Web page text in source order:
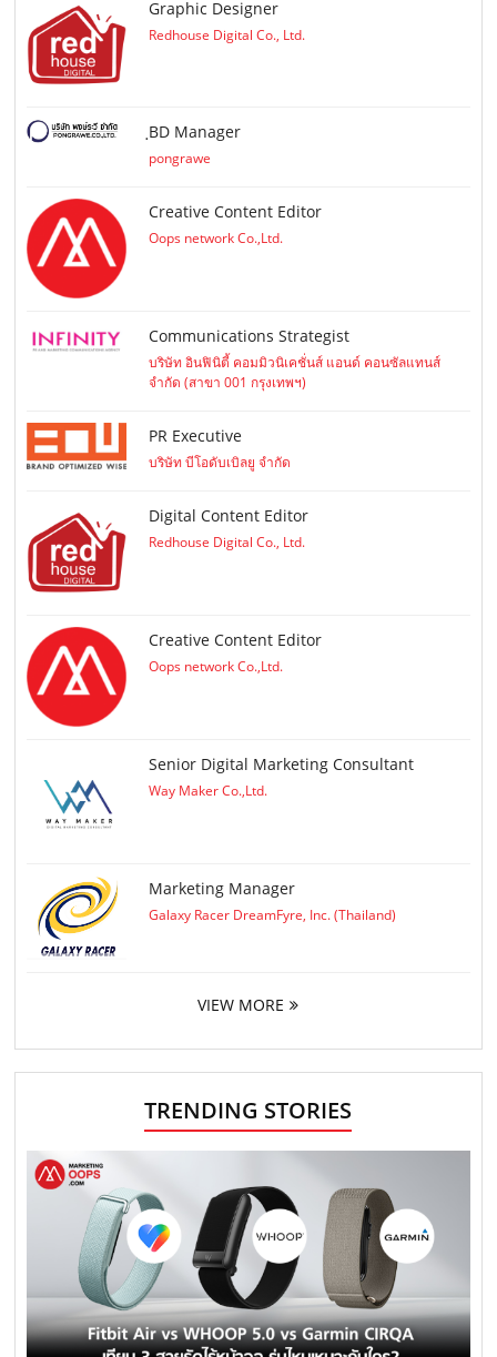
Graphic Designer
Redhouse Digital Co., Ltd.
ฺBD Manager
pongrawe
Creative Content Editor
Oops network Co.,Ltd.
Communications Strategist
บริษัท อินฟินิตี้ คอมมิวนิเคชั่นส์ แอนด์ คอนซัลแทนส์
จำกัด (สาขา 001 กรุงเทพฯ)
PR Executive
บริษัท บีโอดับเบิลยู จำกัด
Digital Content Editor
Redhouse Digital Co., Ltd.
Creative Content Editor
Oops network Co.,Ltd.
Senior Digital Marketing Consultant
Way Maker Co.,Ltd.
Marketing Manager
Galaxy Racer DreamFyre, Inc. (Thailand)
VIEW MORE
TRENDING STORIES